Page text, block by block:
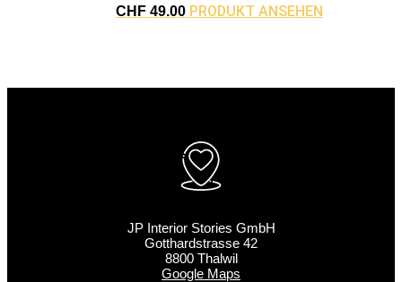
CHF49.00 PRODUKT ANSEHEN
JP Interior Stories GmbH
Gotthardstrasse 42
8800 Thalwil
Google Maps